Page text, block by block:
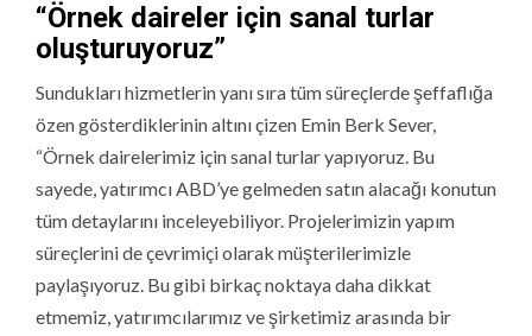
“Örnek daireler için sanal turlar
oluşturuyoruz”
Sundukları hizmetlerin yanı sıra tüm süreçlerde şeffaflığa
özen gösterdiklerinin altını çizen Emin Berk Sever,
“Örnek dairelerimiz için sanal turlar yapıyoruz. Bu
sayede, yatırımcı ABD’ye gelmeden satın alacağı konutun
tüm detaylarını inceleyebiliyor. Projelerimizin yapım
süreçlerini de çevrimiçi olarak müşterilerimizle
paylaşıyoruz. Bu gibi birkaç noktaya daha dikkat
etmemiz, yatırımcılarımız ve şirketimiz arasında bir